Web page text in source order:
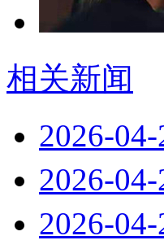
相关新闻
2026-04-
2026-04-
2026-04-